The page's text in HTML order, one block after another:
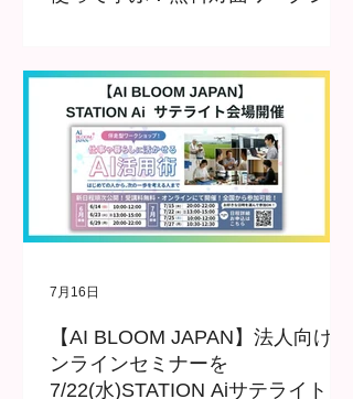
【AI BLOOM JAPAN】法人向けオ
ンラインセミナーを
7/22(水)STATION Aiサテライト会
7月16日